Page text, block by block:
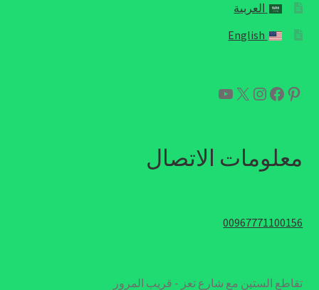
العربية
English
بينتريست
فيسبوك
إنستجرام
إكسيوتيوب
معلومات الاتصال
00967771100156
تقاطع الستين مع شارع تعز - قريب المرور